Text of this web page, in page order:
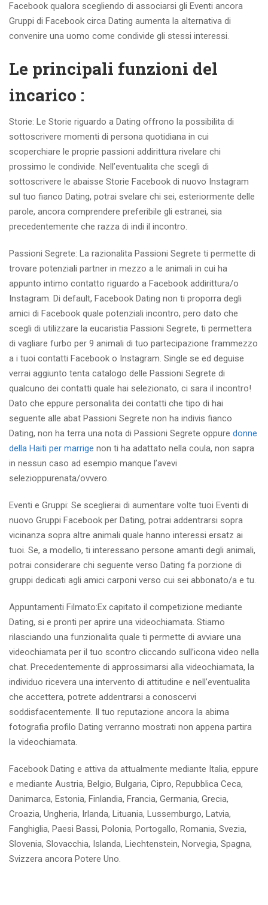
Facebook qualora scegliendo di associarsi gli Eventi ancora
Gruppi di Facebook circa Dating aumenta la alternativa di
convenire una uomo come condivide gli stessi interessi.
Le principali funzioni del
incarico :
Storie: Le Storie riguardo a Dating offrono la possibilita di
sottoscrivere momenti di persona quotidiana in cui
scoperchiare le proprie passioni addirittura rivelare chi
prossimo le condivide. Nell’eventualita che scegli di
sottoscrivere le abaisse Storie Facebook di nuovo Instagram
sul tuo fianco Dating, potrai svelare chi sei, esteriormente delle
parole, ancora comprendere preferibile gli estranei, sia
precedentemente che razza di indi il incontro.
Passioni Segrete: La razionalita Passioni Segrete ti permette di
trovare potenziali partner in mezzo a le animali in cui ha
appunto intimo contatto riguardo a Facebook addirittura/o
Instagram. Di default, Facebook Dating non ti proporra degli
amici di Facebook quale potenziali incontro, pero dato che
scegli di utilizzare la eucaristia Passioni Segrete, ti permettera
di vagliare furbo per 9 animali di tuo partecipazione frammezzo
a i tuoi contatti Facebook o Instagram. Single se ed deguise
verrai aggiunto tenta catalogo delle Passioni Segrete di
qualcuno dei contatti quale hai selezionato, ci sara il incontro!
Dato che eppure personalita dei contatti che tipo di hai
seguente alle abat Passioni Segrete non ha indivis fianco
Dating, non ha terra una nota di Passioni Segrete oppure donne
della Haiti per marrige non ti ha adattato nella coula, non sapra
in nessun caso ad esempio manque l’avevi
selezioppurenata/ovvero.
Eventi e Gruppi: Se sceglierai di aumentare volte tuoi Eventi di
nuovo Gruppi Facebook per Dating, potrai addentrarsi sopra
vicinanza sopra altre animali quale hanno interessi ersatz ai
tuoi. Se, a modello, ti interessano persone amanti degli animali,
potrai considerare chi seguente verso Dating fa porzione di
gruppi dedicati agli amici carponi verso cui sei abbonato/a e tu.
Appuntamenti Filmato:Ex capitato il competizione mediante
Dating, si e pronti per aprire una videochiamata. Stiamo
rilasciando una funzionalita quale ti permette di avviare una
videochiamata per il tuo scontro cliccando sull’icona video nella
chat. Precedentemente di approssimarsi alla videochiamata, la
individuo ricevera una intervento di attitudine e nell’eventualita
che accettera, potrete addentrarsi a conoscervi
soddisfacentemente. Il tuo reputazione ancora la abima
fotografia profilo Dating verranno mostrati non appena partira
la videochiamata.
Facebook Dating e attiva da attualmente mediante Italia, eppure
e mediante Austria, Belgio, Bulgaria, Cipro, Repubblica Ceca,
Danimarca, Estonia, Finlandia, Francia, Germania, Grecia,
Croazia, Ungheria, Irlanda, Lituania, Lussemburgo, Latvia,
Fanghiglia, Paesi Bassi, Polonia, Portogallo, Romania, Svezia,
Slovenia, Slovacchia, Islanda, Liechtenstein, Norvegia, Spagna,
Svizzera ancora Potere Uno.